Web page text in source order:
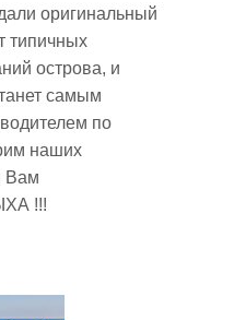
оригинальный
типичных
острова, и
самым
по
наших
Вам
!!!